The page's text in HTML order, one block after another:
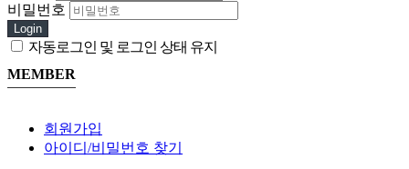
비밀번호
Login
자동로그인 및 로그인 상태 유지
MEMBER
회원가입
아이디/비밀번호 찾기